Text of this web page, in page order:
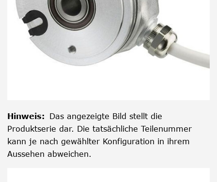
Hinweis: Das angezeigte Bild stellt die
Produktserie dar. Die tatsächliche Teilenummer
kann je nach gewählter Konfiguration in ihrem
Aussehen abweichen.